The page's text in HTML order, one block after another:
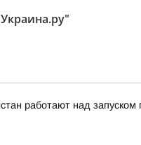
работают над